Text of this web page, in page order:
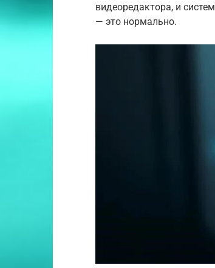
видеоредактора, и
— это нормально.